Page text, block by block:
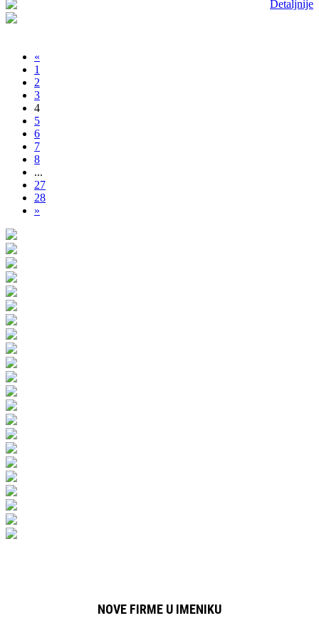
Detaljnije
«
1
2
3
4
5
6
7
8
...
27
28
»
NOVE FIRME U IMENIKU